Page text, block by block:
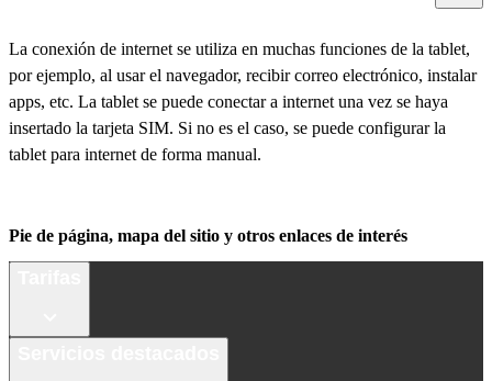
La conexión de internet se utiliza en muchas funciones de la tablet,
por ejemplo, al usar el navegador, recibir correo electrónico, instalar
apps, etc. La tablet se puede conectar a internet una vez se haya
insertado la tarjeta SIM. Si no es el caso, se puede configurar la
tablet para internet de forma manual.
Pie de página, mapa del sitio y otros enlaces de interés